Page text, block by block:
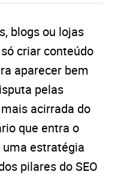
blogs ou lojas
criar conteúdo
aparecer bem
pelas
acirrada do
que entra o
uma estratégia
pilares do SEO